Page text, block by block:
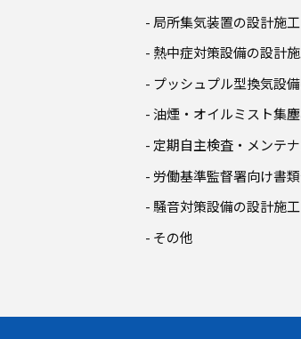
- 局所集気装置の設計施工
- 熱中症対策設備の設計
- プッシュプル型換気設
- 油煙・オイルミスト集
- 定期自主検査・メンテ
- 労働基準監督署向け書
- 騒音対策設備の設計施工
- その他